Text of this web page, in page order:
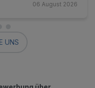
06 August 2026
UNS